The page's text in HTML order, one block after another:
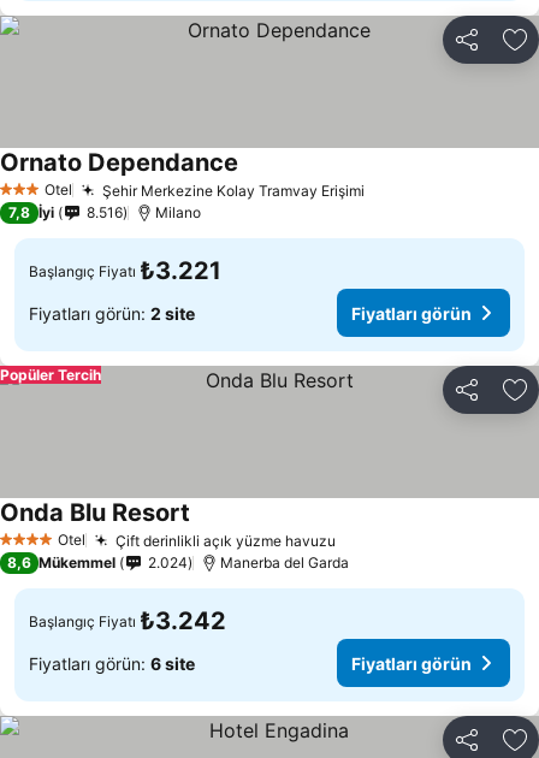
Paylaş
3 YıldızOtel Şehir Merkezine Kolay Tramvay Erişimi
Ornato Dependance
7,8 İyi 8.516 Milano
Başlangıç Fiyatı ₺3.221
Fiyatları görün: 2 site Fiyatları görün
Paylaş
Popüler Tercih
4 Yıldız Otel Çift derinlikli açık yüzme havuzu
Onda Blu Resort
8,6 Mükemmel 2.024 Manerba del Garda
Başlangıç Fiyatı ₺3.242
Fiyatları görün: 6 site Fiyatları görün
Paylaş